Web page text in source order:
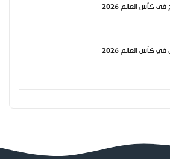
موعد مباراة العراق والنرويج في كأس العالم 2026
موعد مباراة فرنسا والسنغال في كأس العالم 2026